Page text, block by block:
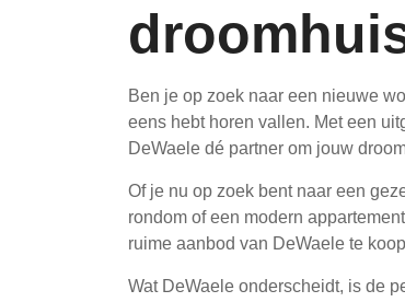
Ben je op zoek naar een nieuwe
eens hebt horen vallen. Met een
DeWaele dé partner om jouw
Of je nu op zoek bent naar een
rondom of een modern
ruime aanbod van DeWaele te
Wat DeWaele onderscheidt, is de